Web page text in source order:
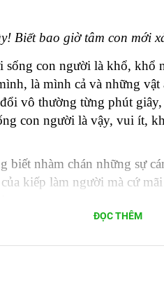
Biết bao giờ tâm con mới
sống con người là khổ, khổ
là mình cả và những
vô thường từng phút
con người là vậy, vui ít,
biết nhàm chán những sự
kiếp làm người mà cứ
quán xét, tư duy thì
ngã của vạn pháp trong
ĐỌC THÊM